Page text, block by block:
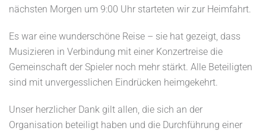
nächsten Morgen um 9:00 Uhr starteten wir zur Heimfahrt.
Es war eine wunderschöne Reise – sie hat gezeigt, dass
Musizieren in Verbindung mit einer Konzertreise die
Gemeinschaft der Spieler noch mehr stärkt. Alle Beteiligten
sind mit unvergesslichen Eindrücken heimgekehrt.
Unser herzlicher Dank gilt allen, die sich an der
Organisation beteiligt haben und die Durchführung einer